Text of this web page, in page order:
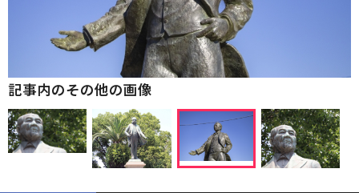
記事内のその他の画像